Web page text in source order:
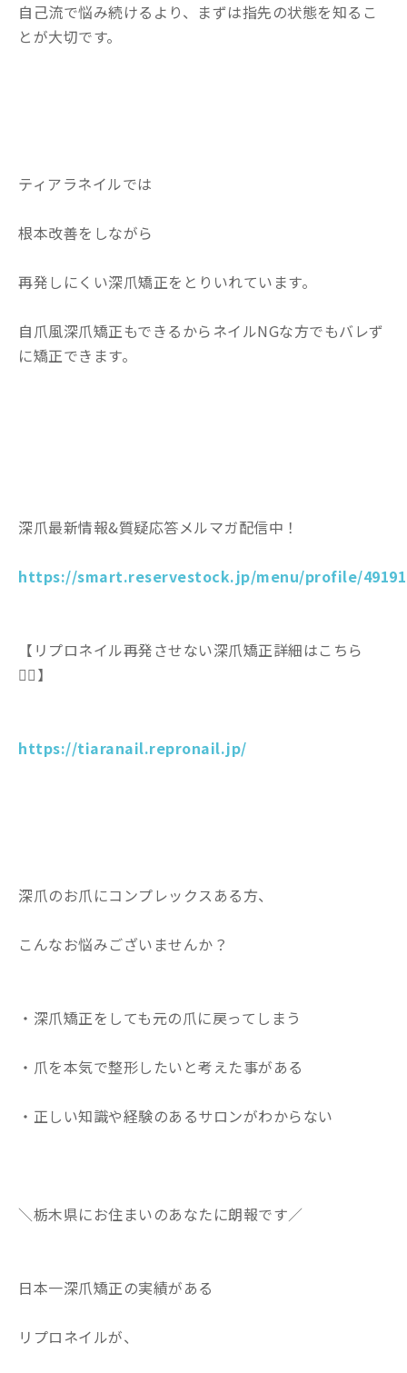
自己流で悩み続けるより、まずは指先の状態を知るこ
とが大切です。
ティアラネイルでは
根本改善をしながら
再発しにくい深爪矯正をとりいれています。
自爪風深爪矯正もできるからネイルNGな方でもバレず
に矯正できます。
深爪最新情報&質疑応答メルマガ配信中！
https://smart.reservestock.jp/menu/profile/49191
【リプロネイル再発させない深爪矯正詳細はこちら
💁‍♀️】
https://tiaranail.repronail.jp/
深爪のお爪にコンプレックスある方、
こんなお悩みございませんか？
・深爪矯正をしても元の爪に戻ってしまう
・爪を本気で整形したいと考えた事がある
・正しい知識や経験のあるサロンがわからない
＼栃木県にお住まいのあなたに朗報です／
日本一深爪矯正の実績がある
リプロネイルが、